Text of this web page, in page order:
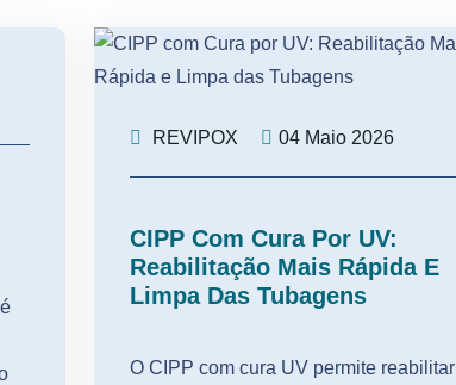
REVIPOX 04 Maio 2026
CIPP Com Cura Por UV:
Reabilitação Mais Rápida E
Limpa Das Tubagens
O CIPP com cura UV permite reabilitar